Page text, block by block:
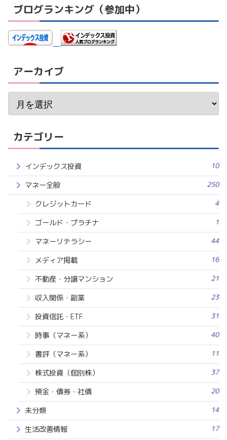
ブログランキング（参加中）
アーカイブ
カテゴリー
インデックス投資 10
マネー全般 250
クレジットカード 4
ゴールド・プラチナ 1
マネーリテラシー 44
メディア掲載 16
不動産・分譲マンション 21
収入関係・副業 23
投資信託・ETF 31
時事（マネー系） 40
書評（マネー系） 11
株式投資（個別株） 37
預金・債券・社債 20
未分類 14
生活改善情報 17